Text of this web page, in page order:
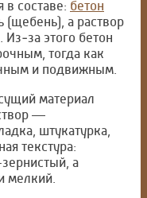
составе: бетон
(щебень), а раствор
этого бетон
тогда как
и подвижным.
материал
—
штукатурка,
текстура:
а
мелкий.